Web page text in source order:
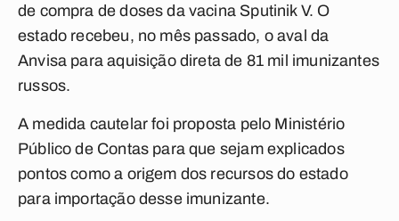
de compra de doses da vacina Sputinik V. O
estado recebeu, no mês passado, o aval da
Anvisa para aquisição direta de 81 mil imunizantes
russos.
A medida cautelar foi proposta pelo Ministério
Público de Contas para que sejam explicados
pontos como a origem dos recursos do estado
para importação desse imunizante.